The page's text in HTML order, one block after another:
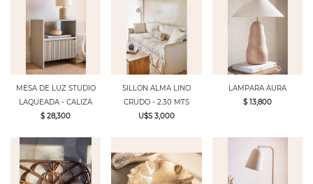
MESA DE LUZ STUDIO
LAQUEADA - CALIZA
$ 28,300
SILLON ALMA LINO
CRUDO - 2.30 MTS
U$S 3,000
LAMPARA AURA
$ 13,800